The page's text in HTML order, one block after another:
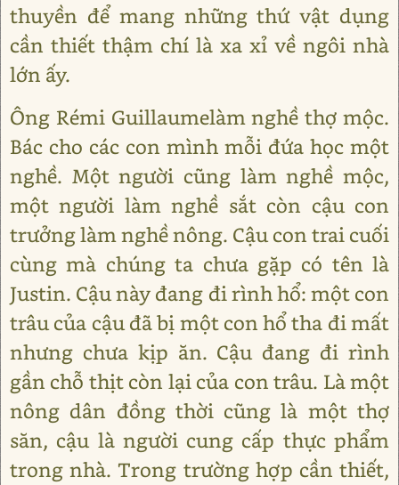
thuyền để mang những thứ vật dụng
cần thiết thậm chí là xa xỉ về ngôi nhà
lớn ấy.
Ông Rémi Guillaumelàm nghề thợ mộc.
Bác cho các con mình mỗi đứa học một
nghề. Một người cũng làm nghề mộc,
một người làm nghề sắt còn cậu con
trưởng làm nghề nông. Cậu con trai cuối
cùng mà chúng ta chưa gặp có tên là
Justin. Cậu này đang đi rình hổ: một con
trâu của cậu đã bị một con hổ tha đi mất
nhưng chưa kịp ăn. Cậu đang đi rình
gần chỗ thịt còn lại của con trâu. Là một
nông dân đồng thời cũng là một thợ
săn, cậu là người cung cấp thực phẩm
trong nhà. Trong trường hợp cần thiết,